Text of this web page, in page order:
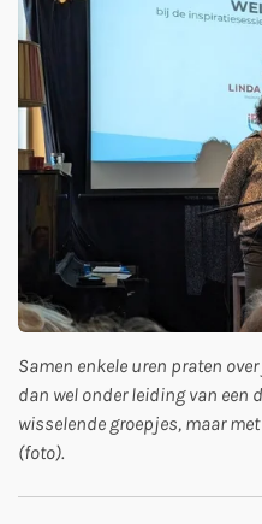
Samen enkele uren praten
dan wel onder leiding van een
wisselende groepjes, maar
(foto).